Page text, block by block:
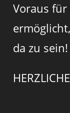
Voraus für
da zu sein!